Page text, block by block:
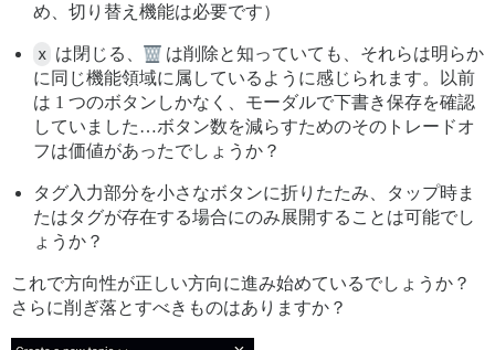
め、切り替え機能は必要です）
x は閉じる、
は削除と知っていても、それらは明らか
に同じ機能領域に属しているように感じられます。以前
は 1 つのボタンしかなく、モーダルで下書き保存を確認
していました…ボタン数を減らすためのそのトレードオ
フは価値があったでしょうか？
タグ入力部分を小さなボタンに折りたたみ、タップ時ま
たはタグが存在する場合にのみ展開することは可能でし
ょうか？
これで方向性が正しい方向に進み始めているでしょうか？
さらに削ぎ落とすべきものはありますか？